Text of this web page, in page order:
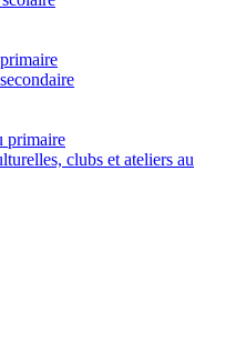
primaire
clubs et ateliers au